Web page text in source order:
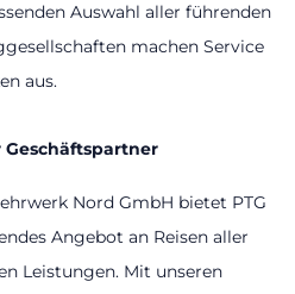
Auswahl aller führenden
machen Service
aus.
Geschäftspartner
Nord GmbH bietet PTG
Angebot an Reisen aller
Leistungen. Mit unseren